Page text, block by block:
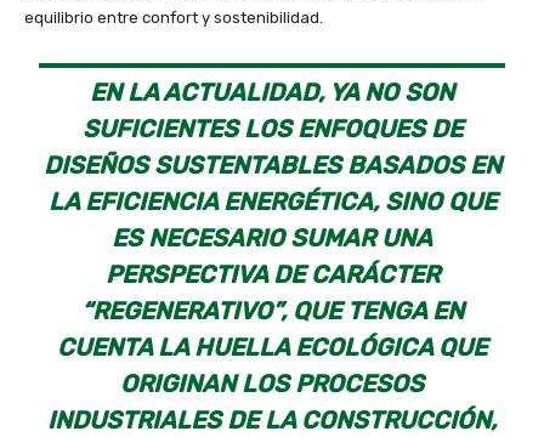
equilibrio entre confort y sostenibilidad.
EN LA ACTUALIDAD, YA NO SON
SUFICIENTES LOS ENFOQUES DE
DISEÑOS SUSTENTABLES BASADOS EN
LA EFICIENCIA ENERGÉTICA, SINO QUE
ES NECESARIO SUMAR UNA
PERSPECTIVA DE CARÁCTER
“REGENERATIVO”, QUE TENGA EN
CUENTA LA HUELLA ECOLÓGICA QUE
ORIGINAN LOS PROCESOS
INDUSTRIALES DE LA CONSTRUCCIÓN,